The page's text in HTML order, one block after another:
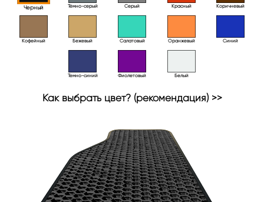
Черный Тёмно-серый Серый Красный Коричневый
Кофейный Бежевый Салатовый Оранжевый Синий
Темно-синий Фиолетовый Белый
Как выбрать цвет? (рекомендация) >>